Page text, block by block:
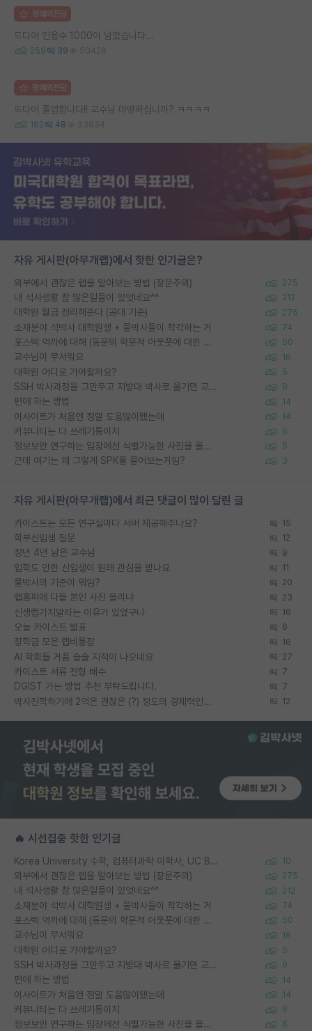
명예의전당
드디어 인용수 1000이 넘었습니다...
259 39 50428
명예의전당
드디어 졸업합니다!! 교수님 마땅하십니까? ㅋㅋㅋㅋ
162 48 33834
자유 게시판(아무개랩)에서 핫한 인기글은?
외부에서 괜찮은 랩을 알아보는 방법 (장문주의) 275
내 석사생활 참 많은일들이 있엇네요^^ 212
대학원 월급 정리해준다 (공대 기준) 275
소재분야 석박사 대학원생 + 물박사들이 착각하는 거 74
포스텍 억까에 대해 (동문의 학문적 아웃풋에 대한 반박) 50
교수님이 무서워요 16
대학원 어디로 가야할까요? 5
SSH 박사과정을 그만두고 지방대 박사로 옮기면 교수의 꿈은 끝일까요? 9
편애 하는 방법 14
이사이트가 처음엔 정말 도움많이됐는데 14
커뮤니티는 다 쓰레기통이지 6
정보보안 연구하는 입장에선 식별가능한 사진을 올리는건 비추이긴함 5
근데 여기는 왜 그렇게 SPK를 물어보는거임? 3
자유 게시판(아무개랩)에서 최근 댓글이 많이 달린 글
카이스트는 모든 연구실마다 서버 제공해주나요? 15
학부신입생 질문 12
정년 4년 남은 교수님 9
입학도 안한 신입생이 원래 관심을 받나요 11
물박사의 기준이 뭐임? 20
랩홈피에 다들 본인 사진 올리냐 23
신생랩가지말라는 이유가 있었구나 16
오늘 카이스트 발표 6
장학금 모은 랩비통장 16
AI 학회들 거품 슬슬 지적이 나오네요 27
카이스트 서류 전형 배수 7
DGIST 가는 방법 추천 부탁드립니다. 7
박사진학하기에 2억은 괜찮은 (?) 정도의 경제력인가요 12
🔥 시선집중 핫한 인기글
Korea University 수학, 컴퓨터과학 이학사, UC Berkeley 산업공학 대학원 공학박사가 되는 것은 쉽지 않겠죠? 10
외부에서 괜찮은 랩을 알아보는 방법 (장문주의) 275
내 석사생활 참 많은일들이 있엇네요^^ 212
소재분야 석박사 대학원생 + 물박사들이 착각하는 거 74
포스텍 억까에 대해 (동문의 학문적 아웃풋에 대한 반박) 50
교수님이 무서워요 16
대학원 어디로 가야할까요? 5
SSH 박사과정을 그만두고 지방대 박사로 옮기면 교수의 꿈은 끝일까요? 9
편애 하는 방법 14
이사이트가 처음엔 정말 도움많이됐는데 14
커뮤니티는 다 쓰레기통이지 6
정보보안 연구하는 입장에선 식별가능한 사진을 올리는건 비추이긴함 5